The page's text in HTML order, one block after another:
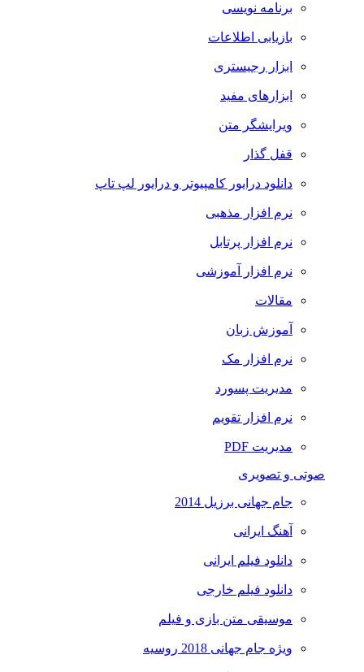
برنامه نویسی
بازیابی اطلاعات
ابزار رجیستری
ابزارهای مفید
ویرایشگر متن
قفل گذار
دانلود درایور کامپیوتر و درایور لپ تاپ
نرم افزار مذهبی
نرم افزار پرتابل
نرم افزار آموزشی
مقالات
آموزش زبان
نرم افزار مک
مدیریت پسورد
نرم افزار تقویم
مدیریت PDF
صوتی و تصویری
جام جهانی برزیل 2014
آهنگ ایرانی
دانلود فیلم ایرانی
دانلود فیلم خارجی
موسیقی متن بازی و فیلم
ویژه جام جهانی 2018 روسیه